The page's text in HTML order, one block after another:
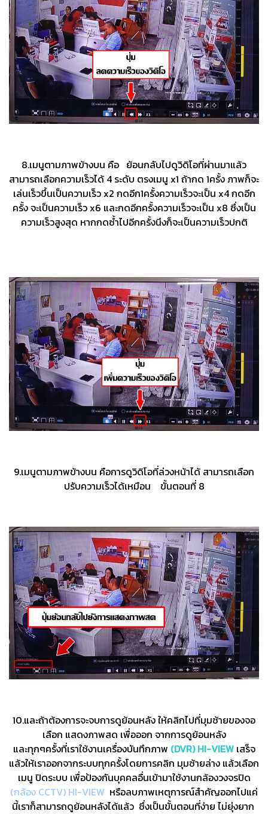
8.เมนูตามภาพข้างบน คือ ย้อนกลับไปดูวิดิโอที่ผ่านมาแล้ว
สามารถเลือกความเร็วได้ 4 ระดับ ตรงเมนู x1 ถ้ากด 1ครั้ง ภาพก็จะ
เล่นเร็วขึ้นเป็นความเร็ว x2 กดอีก1ครั้งความเร็วจะเป็น x4 กดอีก
ครั้ง จะเป็นความเร็ว x6 และกดอีกครั้งความเร็วจะเป็น x8 ซึ่งเป็น
ความเร็วสูงสุด หากกดซ้ำไปอีกครั้งนึงก็จะเป็นความเร็วปกติ
9.เมนูตามภาพข้างบน คือการดูวิดิโอที่ล่วงหน้าได้ สามารถเลือก
ปรับความเร็วได้เหมือน ขั้นตอนที่ 8
10.และถ้าต้องการจะจบการดูย้อนหลัง ให้คลิกไปที่มุมซ้ายของจอ
เลือก แสดงภาพสด เพื่อออก จากการดูย้อนหลัง
และทุกๆครั้งที่เราใช้งานเครื่องบันทึกภาพ (DVR) HI-VIEWเสร็จ
แล้วให้เราออกจากระบบทุกครั้งโดยการคลิก มุมซ้ายล่าง แล้วเลือก
เมนู ปิดระบบ เพื่อป้องกันบุคคลอื่นเข้ามาใช้งานกล้องวงจรปิด
(กล้อง CCTV) HI-VIEW หรือลบภาพเหตุการณ์สำคัญออกไปแค่
นี้เราก็สามารถดูย้อนหลังได้แล้ว ซึ่งเป็นขั้นตอนที่ง่าย ไม่ยุ่งยาก